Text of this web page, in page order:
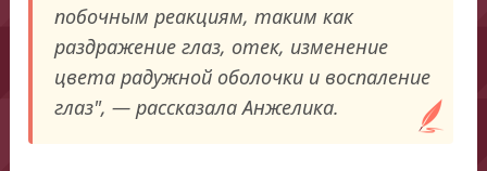
побочным реакциям, таким как
раздражение глаз, отек, изменение
цвета радужной оболочки и воспаление
глаз", — рассказала Анжелика.